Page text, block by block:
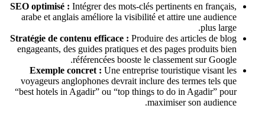
SEO optimisé : Intégrer des mots-clés pertinents en français,
arabe et anglais améliore la visibilité et attire une audience
plus large.
Stratégie de contenu efficace : Produire des articles de blog
engageants, des guides pratiques et des pages produits bien
référencées booste le classement sur Google.
Exemple concret : Une entreprise touristique visant les
voyageurs anglophones devrait inclure des termes tels que
“best hotels in Agadir” ou “top things to do in Agadir” pour
maximiser son audience.